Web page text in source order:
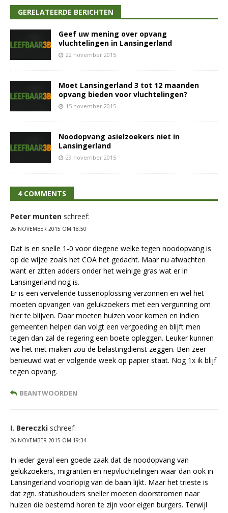
GERELATEERDE BERICHTEN
Geef uw mening over opvang
vluchtelingen in Lansingerland
22 november 2015
Moet Lansingerland 3 tot 12 maanden
opvang bieden voor vluchtelingen?
15 november 2015
Noodopvang asielzoekers niet in
Lansingerland
29 november 2015
4 COMMENTS
Peter munten schreef:
26 NOVEMBER 2015 OM 18:50
Dat is en snelle 1-0 voor diegene welke tegen noodopvang is
op de wijze zoals het COA het gedacht. Maar nu afwachten
want er zitten adders onder het weinige gras wat er in
Lansingerland nog is.
Er is een vervelende tussenoplossing verzonnen en wel het
moeten opvangen van gelukzoekers met een vergunning om
hier te blijven. Daar moeten huizen voor komen en indien
gemeenten helpen dan volgt een vergoeding en blijft men
tegen dan zal de regering een boete opleggen. Leuker kunnen
we het niet maken zou de belastingdienst zeggen. Ben zeer
benieuwd wat er volgende week op papier staat. Nog 1x ik blijf
tegen opvang.
BEANTWOORDEN
I. Bereczki schreef:
26 NOVEMBER 2015 OM 19:34
In ieder geval een goede zaak dat de noodopvang van
gelukzoekers, migranten en nepvluchtelingen waar dan ook in
Lansingerland voorlopig van de baan lijkt. Maar het trieste is
dat zgn. statushouders sneller moeten doorstromen naar
huizen die bestemd horen te zijn voor eigen burgers. Terwijl